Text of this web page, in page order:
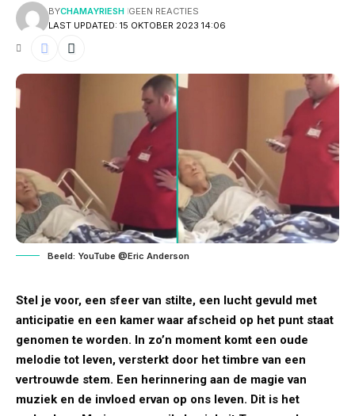
LAST UPDATED: 15 OKTOBER 2023 14:06
BYCHAMAYRIESH GEEN REACTIES
Beeld: YouTube @Eric Anderson
Stel je voor, een sfeer van stilte, een lucht gevuld met
anticipatie en een kamer waar afscheid op het punt staat
genomen te worden. In zo’n moment komt een oude
melodie tot leven, versterkt door het timbre van een
vertrouwde stem. Een herinnering aan de magie van
muziek en de invloed ervan op ons leven. Dit is het